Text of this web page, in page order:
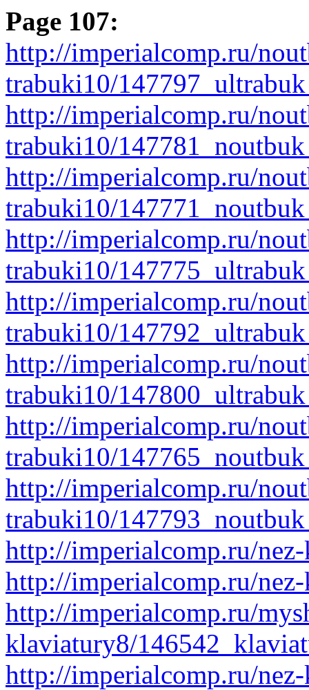
Page 107:
http://imperialcomp.ru/
trabuki10/
http://imperialcomp.ru/
trabuki10/
http://imperialcomp.ru/
trabuki10/
http://imperialcomp.ru/
trabuki10/
http://imperialcomp.ru/
trabuki10/
http://imperialcomp.ru/
trabuki10/
http://imperialcomp.ru/
trabuki10/
http://imperialcomp.ru/
trabuki10/
http://imperialcomp.ru/
http://imperialcomp.ru/
http://imperialcomp.ru/
klaviatury8/
http://imperialcomp.ru/